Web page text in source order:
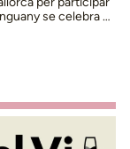
se celebra el
la Fira del Vi
edició (més